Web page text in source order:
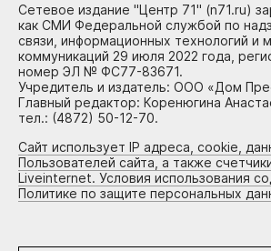
Сетевое издание "Центр 71" (n71.ru)
как СМИ Федеральной службой по
связи, информационных технологий и
коммуникаций 29 июля 2022 года,
номер ЭЛ № ФС77-83671.
Учредитель и издатель: ООО «Дом
Главный редактор: Коренюгина
тел.: (4872) 50-12-70.
Сайт использует IP адреса, cookie,
Пользователей сайта, а также
Liveinternet. Условия использования
Политике по защите персональных